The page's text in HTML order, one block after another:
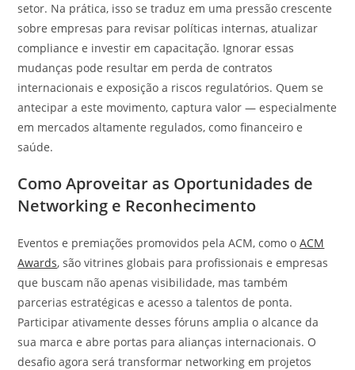
setor. Na prática, isso se traduz em uma pressão crescente
sobre empresas para revisar políticas internas, atualizar
compliance e investir em capacitação. Ignorar essas
mudanças pode resultar em perda de contratos
internacionais e exposição a riscos regulatórios. Quem se
antecipar a este movimento, captura valor — especialmente
em mercados altamente regulados, como financeiro e
saúde.
Como Aproveitar as Oportunidades de
Networking e Reconhecimento
Eventos e premiações promovidos pela ACM, como oACM
Awards, são vitrines globais para profissionais e empresas
que buscam não apenas visibilidade, mas também
parcerias estratégicas e acesso a talentos de ponta.
Participar ativamente desses fóruns amplia o alcance da
sua marca e abre portas para alianças internacionais. O
desafio agora será transformar networking em projetos